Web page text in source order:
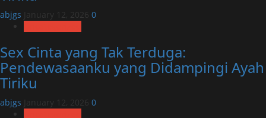
abjgs January 12, 2026 0
Sex Cinta yang Tak Terduga:
Pendewasaanku yang Didampingi Ayah
Tiriku
abjgs January 12, 2026 0